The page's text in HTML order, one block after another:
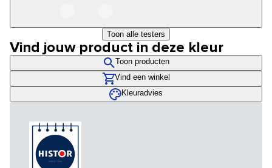
Toon alle testers
Vind jouw product in deze kleur
Toon producten
Vind een winkel
Kleuradvies